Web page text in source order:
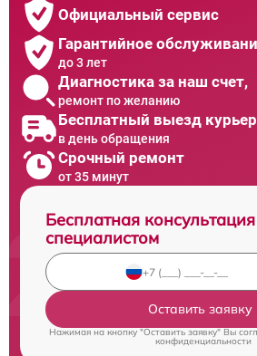
Официальный сервис
Гарантийное
до 3 лет
Диагностика за наш счет,
ремонт по желанию
Бесплатный выезд
в день обращения
Срочный ремонт
от 35 минут
Бесплатная
специалистом
Оставить заявку
Нажимая на кнопку "Оставить заявку" Вы
конфиденциальности